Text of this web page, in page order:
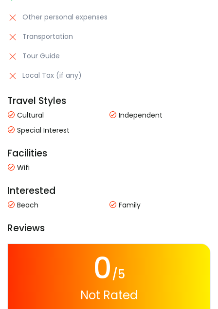
Other personal expenses
Transportation
Tour Guide
Local Tax (if any)
Travel Styles
Cultural
Independent
Special Interest
Facilities
Wifi
Interested
Beach Family
Reviews
0/5
Not Rated